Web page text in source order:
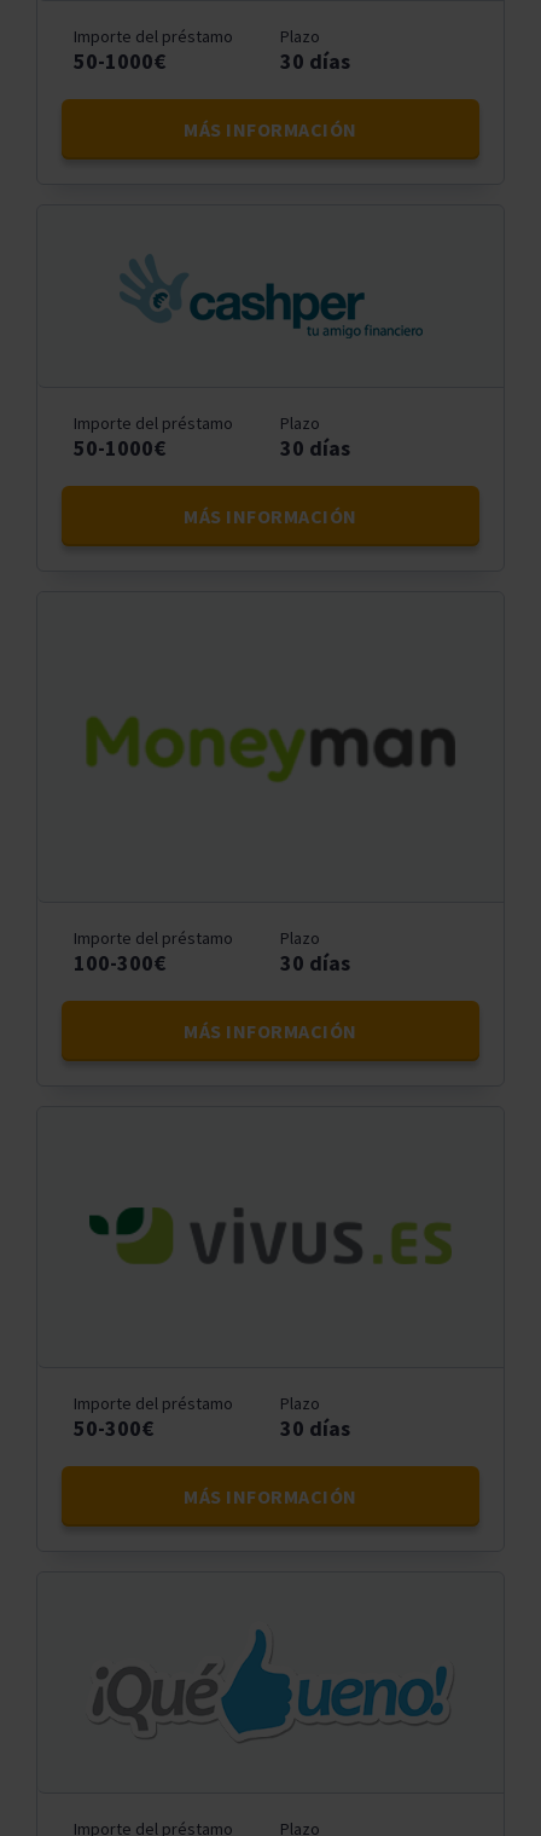
Importe del préstamo
50-1000€
Plazo
30 días
MÁS INFORMACIÓN
Importe del préstamo
50-1000€
Plazo
30 días
MÁS INFORMACIÓN
Importe del préstamo
100-300€
Plazo
30 días
MÁS INFORMACIÓN
Importe del préstamo
50-300€
Plazo
30 días
MÁS INFORMACIÓN
Importe del préstamo Plazo